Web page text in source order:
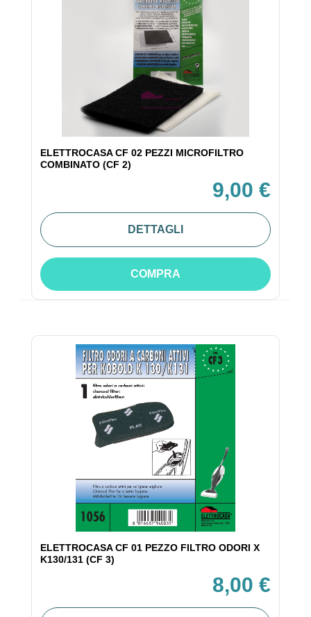
ELETTROCASA CF 02 PEZZI MICROFILTRO
COMBINATO (CF 2)
9,00 €
DETTAGLI
COMPRA
ELETTROCASA CF 01 PEZZO FILTRO ODORI X
K130/131 (CF 3)
8,00 €